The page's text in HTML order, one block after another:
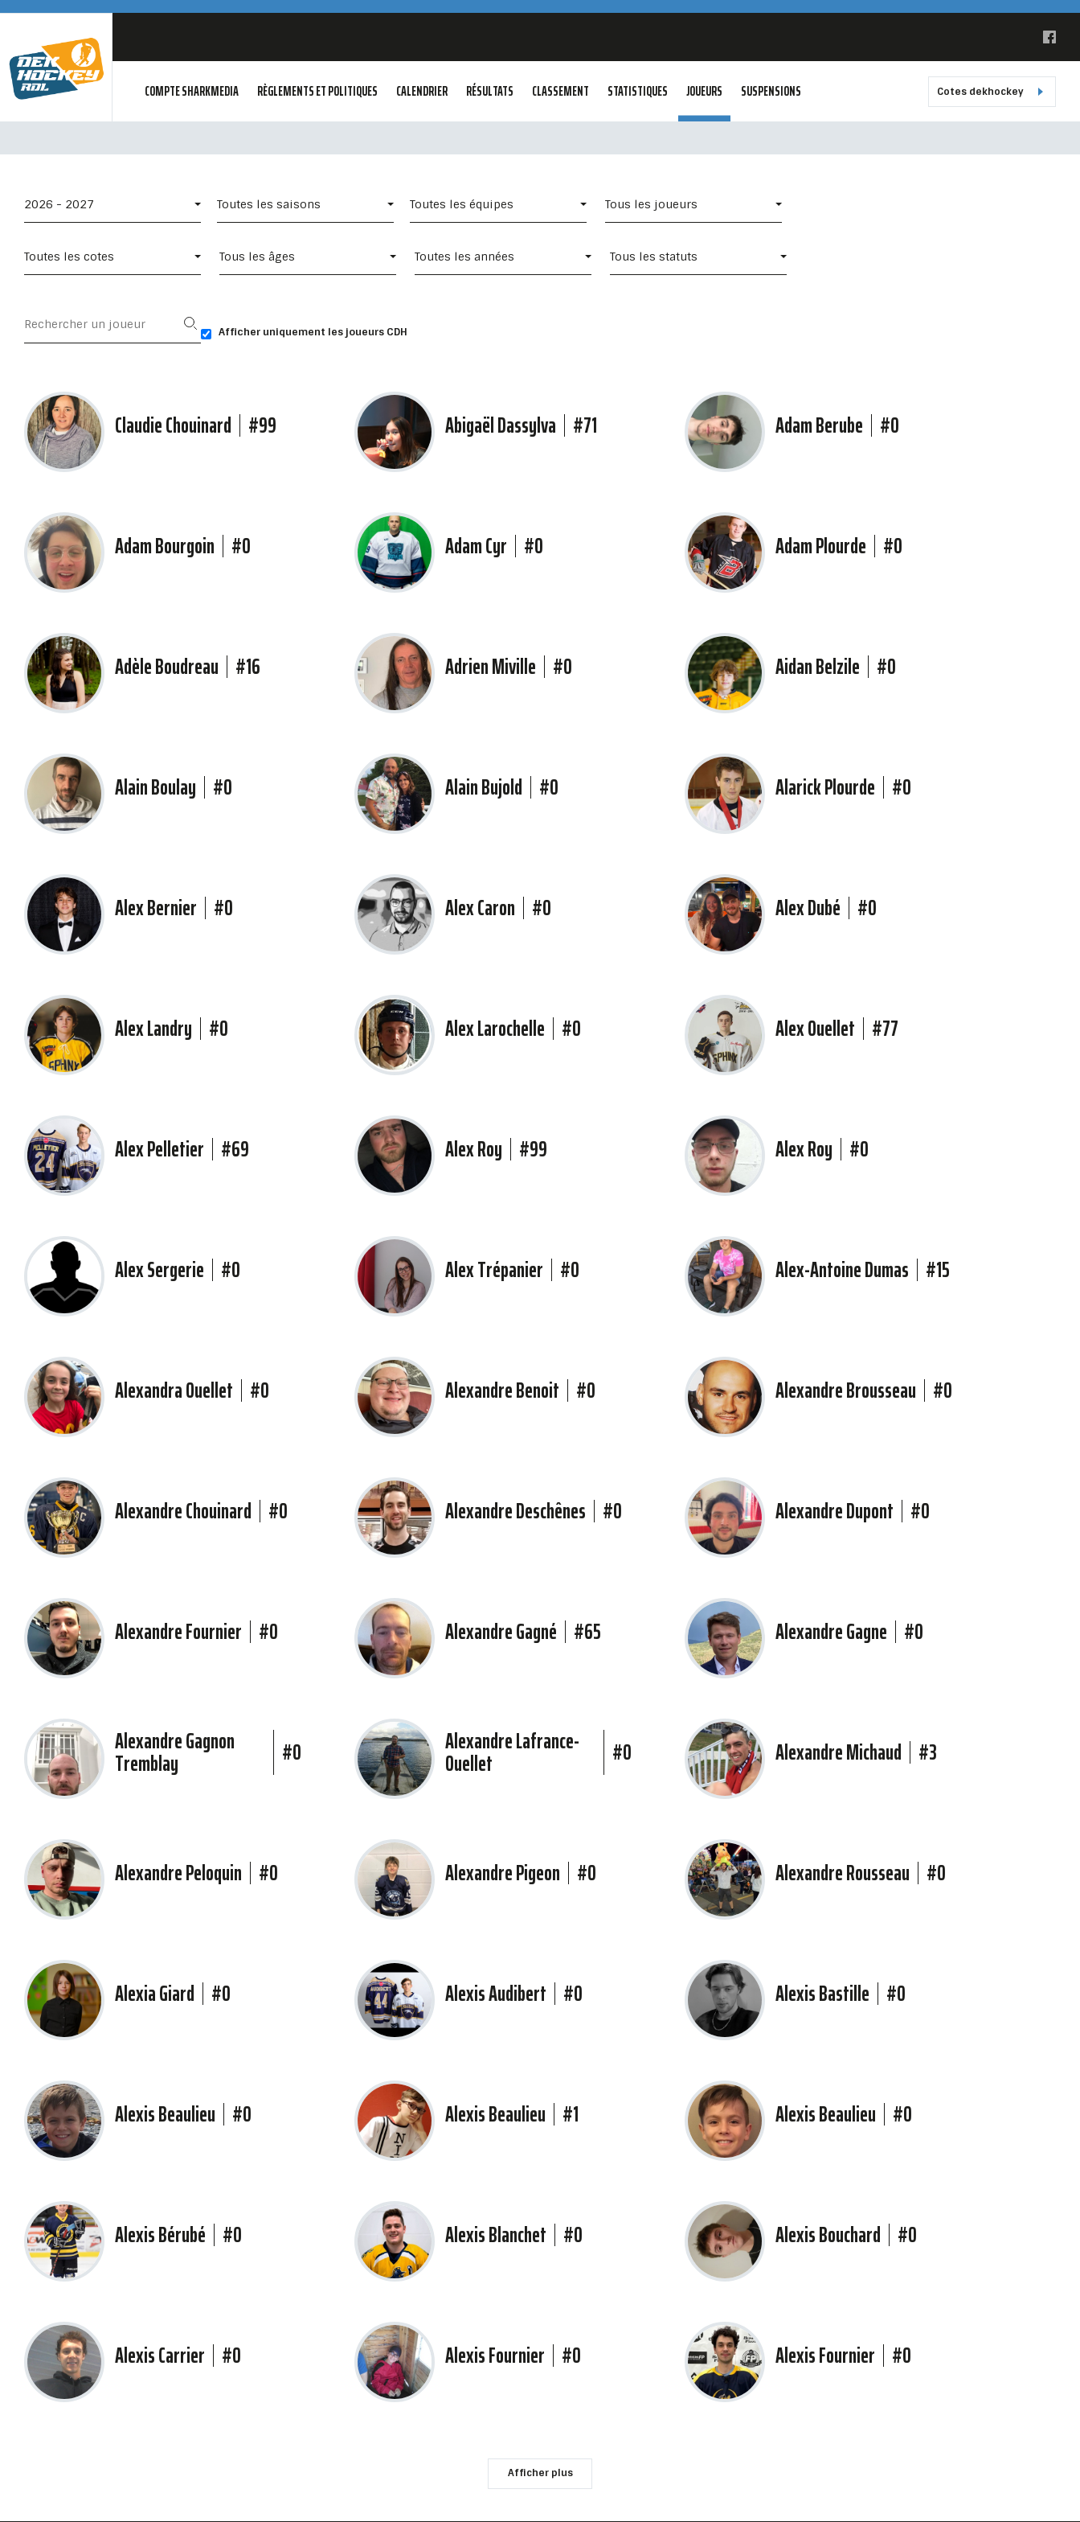
COMPTE SHARKMEDIA RÈGLEMENTS ET POLITIQUES CALENDRIER RÉSULTATS CLASSEMENT STATISTIQUES JOUEURS SUSPENSIONS Cotes dekhockey
2026 - 2027 Toutes les saisons Toutes les équipes Tous les joueurs
Toutes les cotes Tous les âges Toutes les années Tous les statuts
Afficher uniquement les joueurs CDH
Claudie Chouinard #99 Abigaël Dassylva #71 Adam Berube #0
Adam Bourgoin #0 Adam Cyr #0 Adam Plourde #0
Adèle Boudreau #16 Adrien Miville #0 Aidan Belzile #0
Alain Boulay #0 Alain Bujold #0 Alarick Plourde #0
Alex Bernier #0 Alex Caron #0 Alex Dubé #0
Alex Landry #0 Alex Larochelle #0 Alex Ouellet #77
Alex Pelletier #69 Alex Roy #99 Alex Roy #0
Alex Sergerie #0 Alex Trépanier #0 Alex-Antoine Dumas #15
Alexandra Ouellet #0 Alexandre Benoit #0 Alexandre Brousseau #0
Alexandre Chouinard #0 Alexandre Deschênes #0 Alexandre Dupont #0
Alexandre Fournier #0 Alexandre Gagné #65 Alexandre Gagne #0
Alexandre Gagnon
Tremblay #0 Alexandre Lafrance-
Ouellet #0 Alexandre Michaud #3
Alexandre Peloquin #0 Alexandre Pigeon #0 Alexandre Rousseau #0
Alexia Giard #0 Alexis Audibert #0 Alexis Bastille #0
Alexis Beaulieu #0 Alexis Beaulieu #1 Alexis Beaulieu #0
Alexis Bérubé #0 Alexis Blanchet #0 Alexis Bouchard #0
Alexis Carrier #0 Alexis Fournier #0 Alexis Fournier #0
Afficher plus